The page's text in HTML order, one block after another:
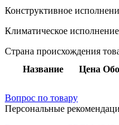
Конструктивное
Климатическое
Страна происхождения
Название
Цена
Вопрос по товару
Персональные